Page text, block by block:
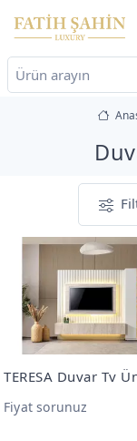
TERESA Duvar Tv
Fiyat sorunuz